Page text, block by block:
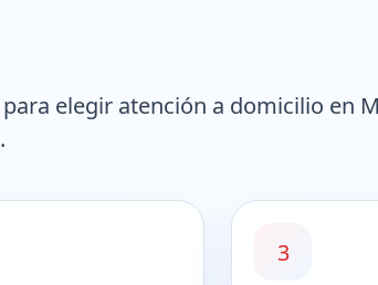
elegir atención a domicilio en
3